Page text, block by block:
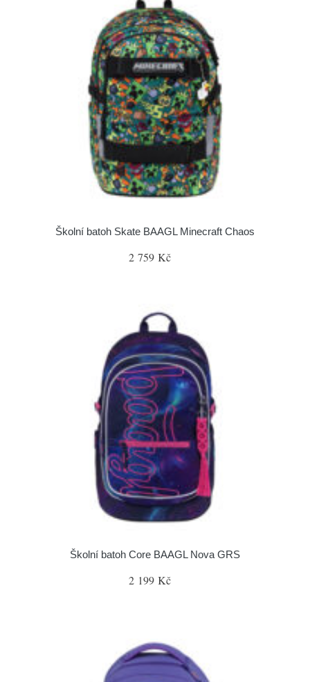
Školní batoh Skate BAAGL Minecraft Chaos
2 759 Kč
Školní batoh Core BAAGL Nova GRS
2 199 Kč